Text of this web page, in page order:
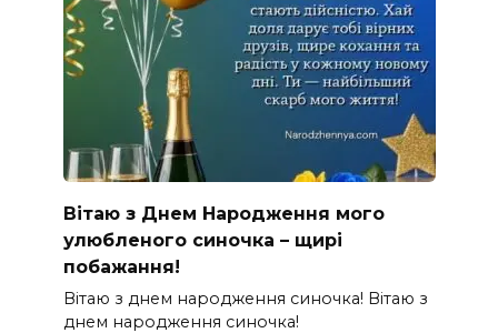
Вітаю з Днем Народження мого
улюбленого синочка – щирі
побажання!
Вітаю з днем народження синочка! Вітаю з
днем народження синочка!